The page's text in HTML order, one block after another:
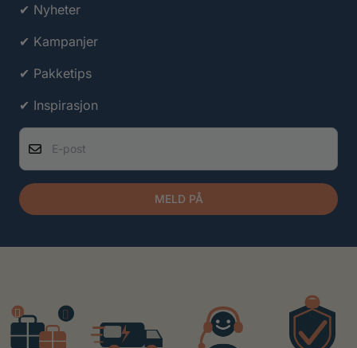
✔ Nyheter
✔ Kampanjer
✔ Pakketips
✔ Inspirasjon
E-post
MELD PÅ